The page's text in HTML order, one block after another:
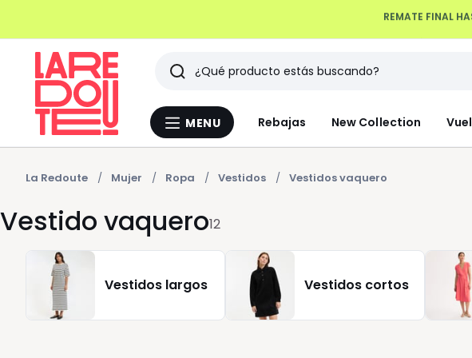
Devoluciones
Menu
MENU Rebajas New Collection
Buscar
Últimos
artículos
vistos
La Redoute Mujer Ropa Vestidos Vestidos vaquero
Vestido vaquero12
Vestidos largos Vestidos cortos